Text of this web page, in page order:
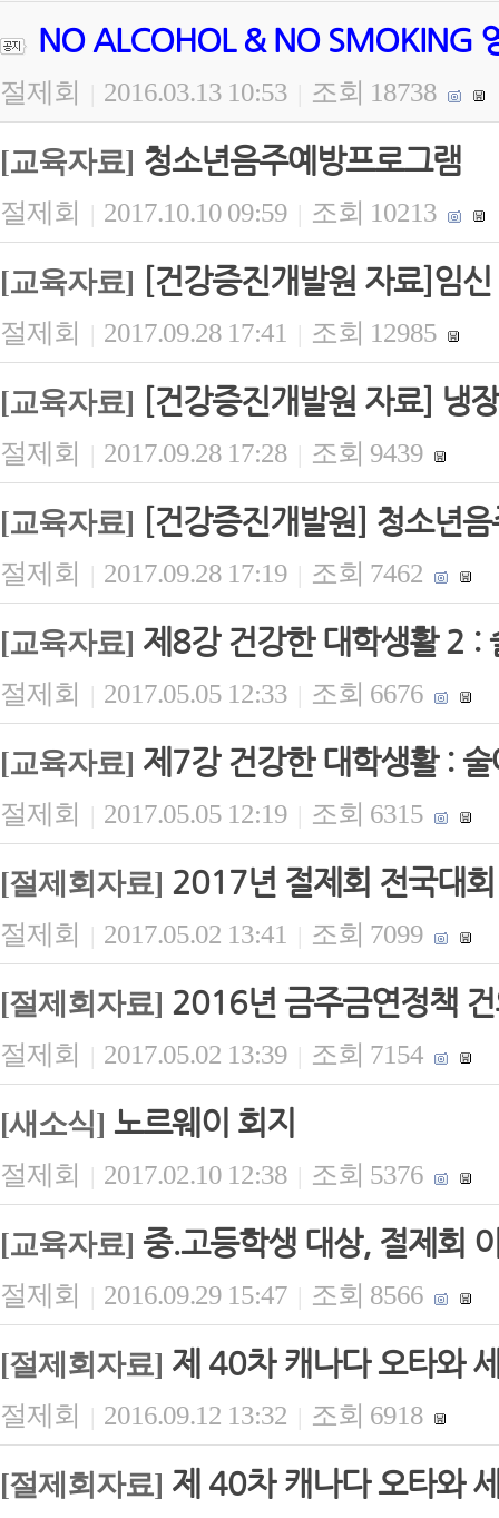
NO ALCOHOL & NO SMOKING
절제회 2016.03.13 10:53 조회 18738
[교육자료] 청소년음주예방프로그램
절제회 | 2017.10.10 09:59 | 조회 10213
[교육자료] [건강증진개발원 자료]임
절제회 | 2017.09.28 17:41 | 조회 12985
[교육자료] [건강증진개발원 자료] 냉
절제회 | 2017.09.28 17:28 | 조회 9439
[교육자료] [건강증진개발원] 청소년
절제회 | 2017.09.28 17:19 | 조회 7462
[교육자료] 제8강 건강한 대학생활 2 :
절제회 | 2017.05.05 12:33 | 조회 6676
[교육자료] 제7강 건강한 대학생활 :
절제회 | 2017.05.05 12:19 | 조회 6315
[절제회자료] 2017년 절제회 전국대
절제회 | 2017.05.02 13:41 | 조회 7099
[절제회자료] 2016년 금주금연정책
절제회 | 2017.05.02 13:39 | 조회 7154
[새소식] 노르웨이 회지
절제회 | 2017.02.10 12:38 | 조회 5376
[교육자료] 중.고등학생 대상, 절제회
절제회 | 2016.09.29 15:47 | 조회 8566
[절제회자료] 제 40차 캐나다 오타와
절제회 | 2016.09.12 13:32 | 조회 6918
[절제회자료] 제 40차 캐나다 오타와